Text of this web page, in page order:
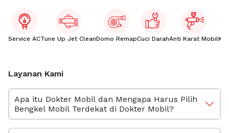
Service ACTune Up Jet CleanDomo RemapCuci DarahAnti Karat Mobil
Layanan Kami
Apa itu Dokter Mobil dan Mengapa Harus Pilih
Bengkel Mobil Terdekat di Dokter Mobil?